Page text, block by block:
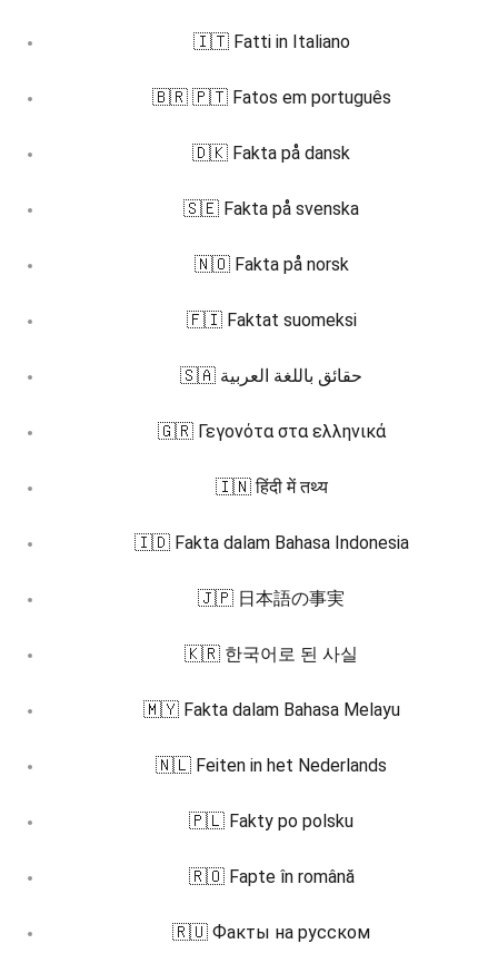
🇮🇹 Fatti in Italiano
🇧🇷 🇵🇹 Fatos em português
🇩🇰 Fakta på dansk
🇸🇪 Fakta på svenska
🇳🇴 Fakta på norsk
🇫🇮 Faktat suomeksi
🇸🇦 حقائق باللغة العربية
🇬🇷 Γεγονότα στα ελληνικά
🇮🇳 हिंदी में तथ्य
🇮🇩 Fakta dalam Bahasa Indonesia
🇯🇵 日本語の事実
🇰🇷 한국어로 된 사실
🇲🇾 Fakta dalam Bahasa Melayu
🇳🇱 Feiten in het Nederlands
🇵🇱 Fakty po polsku
🇷🇴 Fapte în română
🇷🇺 Факты на русском